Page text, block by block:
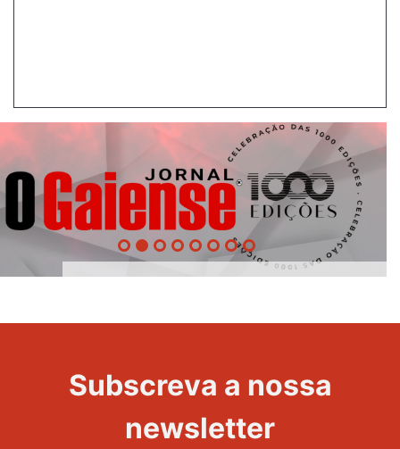
Evento
Subscreva a nossa
newsletter